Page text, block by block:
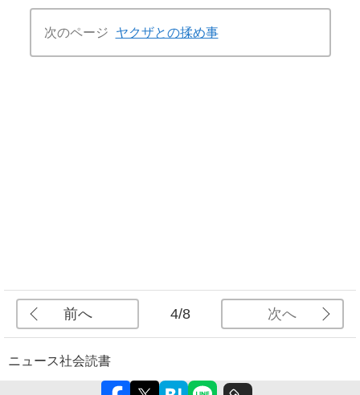
次のページ ヤクザとの揉め事
前へ 4/8 次へ
ニュース社会読書